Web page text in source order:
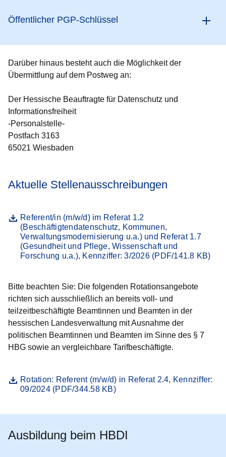
Öffentlicher PGP-Schlüssel
Darüber hinaus besteht auch die Möglichkeit der
Übermittlung auf dem Postweg an:
Der Hessische Beauftragte für Datenschutz und
Informationsfreiheit
-Personalstelle-
Postfach 3163
65021 Wiesbaden
Aktuelle Stellenausschreibungen
DateiReferent/in (m/w/d) im Referat 1.2
(Beschäftigtendatenschutz, Kommunen,
Verwaltungsmodernisierung u.a.) und Referat 1.7
(Gesundheit und Pflege, Wissenschaft und
Forschung u.a.), Kennziffer: 3/2026 (PDF/141.8 KB)
Öffnet sich in einem neuen Fenster
Bitte beachten Sie: Die folgenden Rotationsangebote
richten sich ausschließlich an bereits voll- und
teilzeitbeschäftigte Beamtinnen und Beamten in der
hessischen Landesverwaltung mit Ausnahme der
politischen Beamtinnen und Beamten im Sinne des § 7
HBG sowie an vergleichbare Tarifbeschäftigte.
DateiRotation: Referent (m/w/d) in Referat 2.4, Kennziffer:
09/2024 (PDF/344.58 KB)
Öffnet sich in einem neuen Fenster
Ausbildung beim HBDI